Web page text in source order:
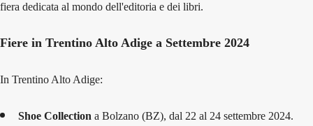
fiera dedicata al mondo dell'editoria e dei libri.
Fiere in Trentino Alto Adige a Settembre 2024
In Trentino Alto Adige:
Shoe Collection a Bolzano (BZ), dal 22 al 24 settembre 2024.